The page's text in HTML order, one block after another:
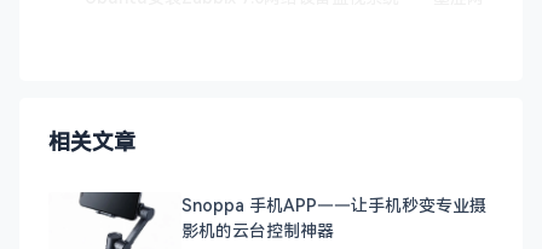
相关文章
Snoppa 手机APP——让手机秒变专业摄
影机的云台控制神器